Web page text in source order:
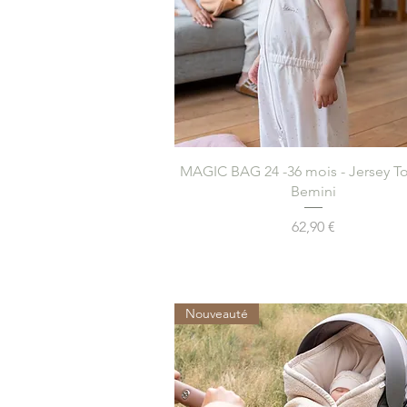
Aperçu rapide
MAGIC BAG 24 -36 mois - Jersey
Bemini
Prix
62,90 €
Nouveauté